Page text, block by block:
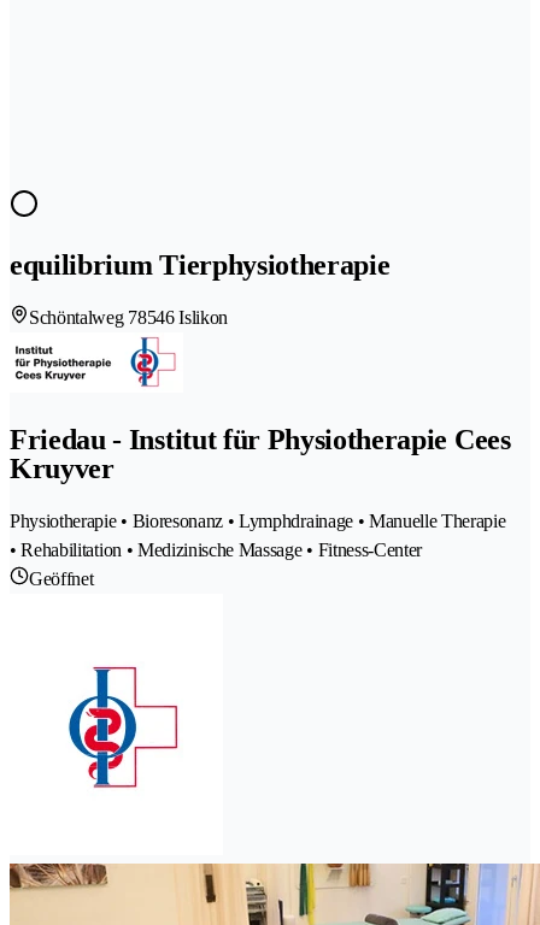
equilibrium Tierphysiotherapie
Schöntalweg 78546 Islikon
Friedau - Institut für Physiotherapie Cees
Kruyver
Physiotherapie • Bioresonanz • Lymphdrainage • Manuelle Therapie
• Rehabilitation • Medizinische Massage • Fitness-Center
Geöffnet